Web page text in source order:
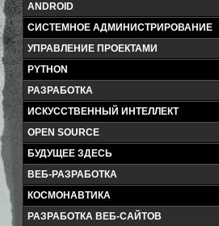
ANDROID
СИСТЕМНОЕ АДМИНИСТРИРОВАНИЕ
УПРАВЛЕНИЕ ПРОЕКТАМИ
PYTHON
РАЗРАБОТКА
ИСКУССТВЕННЫЙ ИНТЕЛЛЕКТ
OPEN SOURCE
БУДУЩЕЕ ЗДЕСЬ
ВЕБ-РАЗРАБОТКА
КОСМОНАВТИКА
РАЗРАБОТКА ВЕБ-САЙТОВ